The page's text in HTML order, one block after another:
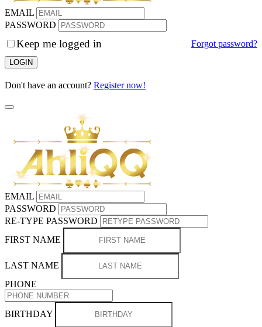
EMAIL
PASSWORD
Keep me logged in Forgot password?
LOGIN
Don't have an account? Register now!
EMAIL
PASSWORD
RE-TYPE PASSWORD
FIRST NAME
LAST NAME
PHONE
BIRTHDAY